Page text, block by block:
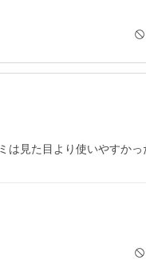
見た目より使いやすかっ